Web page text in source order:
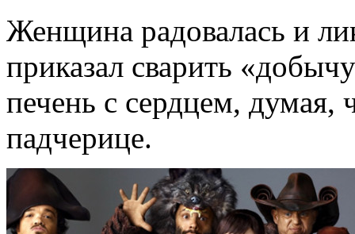
Женщина радовалась и
приказал сварить
печень с сердцем, думая,
падчерице.